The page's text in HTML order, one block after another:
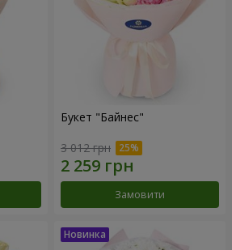
Букет "Байнес"
3 012 грн
Замовити